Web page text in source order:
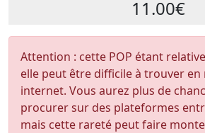
11.00€
Attention : cette POP étant
elle peut être difficile à trouver
internet. Vous aurez plus de
procurer sur des plateformes
mais cette rareté peut faire